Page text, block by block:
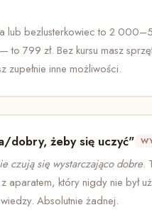
lub bezlusterkowiec to 2
to 799 zł. Bez kursu masz
zupełnie inne możliwości.
dobry, żeby się uczyć"
czują się wystarczająco dobre.
który nigdy nie był
Absolutnie żadnej.